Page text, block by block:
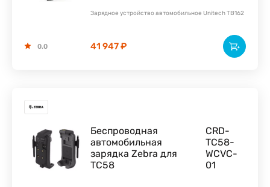
Зарядное устройство автомобильное Unitech TB162
41 947 ₽
0.0
Беспроводная
автомобильная
зарядка Zebra для
TC58
CRD-
TC58-
WCVC-
01